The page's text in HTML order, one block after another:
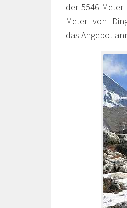
der 5546
Meter von
das Angebot